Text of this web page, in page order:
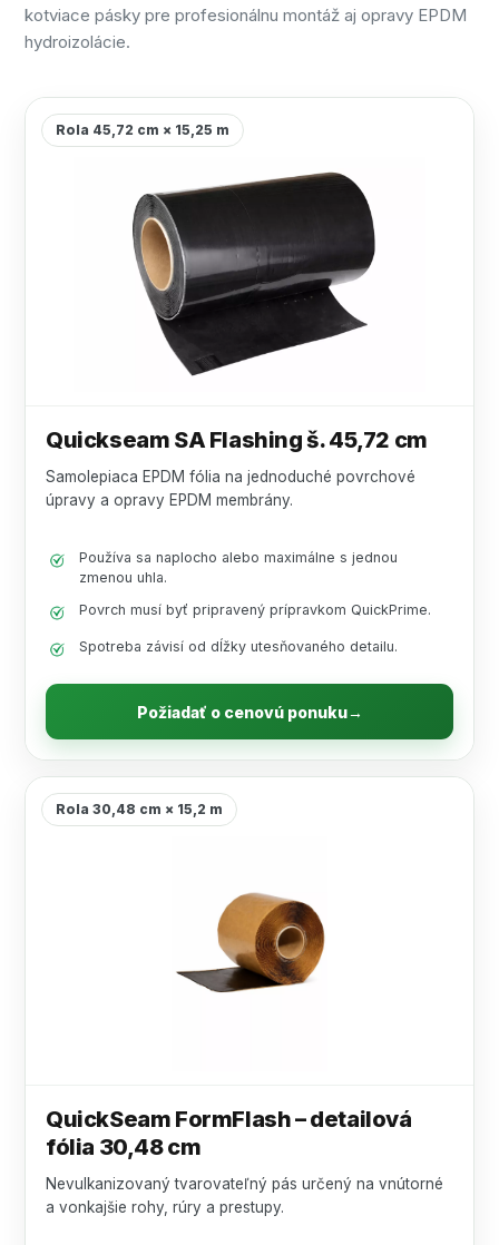
kotviace pásky pre profesionálnu montáž aj opravy EPDM
hydroizolácie.
Rola 45,72 cm × 15,25 m
Quickseam SA Flashing š. 45,72 cm
Samolepiaca EPDM fólia na jednoduché povrchové
úpravy a opravy EPDM membrány.
Používa sa naplocho alebo maximálne s jednou
zmenou uhla.
Povrch musí byť pripravený prípravkom QuickPrime.
Spotreba závisí od dĺžky utesňovaného detailu.
Požiadať o cenovú ponuku→
Rola 30,48 cm × 15,2 m
QuickSeam FormFlash – detailová
fólia 30,48 cm
Nevulkanizovaný tvarovateľný pás určený na vnútorné
a vonkajšie rohy, rúry a prestupy.